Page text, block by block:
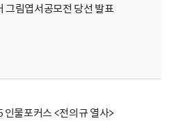
림엽서공모전 당선 발표
물포커스 <전의규 열사>